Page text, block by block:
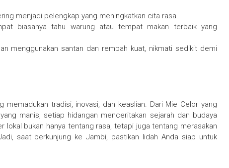
menjadi pelengkap yang meningkatkan cita rasa.
biasanya tahu warung atau tempat makan terbaik yang
menggunakan santan dan rempah kuat, nikmati sedikit demi
memadukan tradisi, inovasi, dan keaslian. Dari Mie Celor yang
manis, setiap hidangan menceritakan sejarah dan budaya
lokal bukan hanya tentang rasa, tetapi juga tentang merasakan
saat berkunjung ke Jambi, pastikan lidah Anda siap untuk